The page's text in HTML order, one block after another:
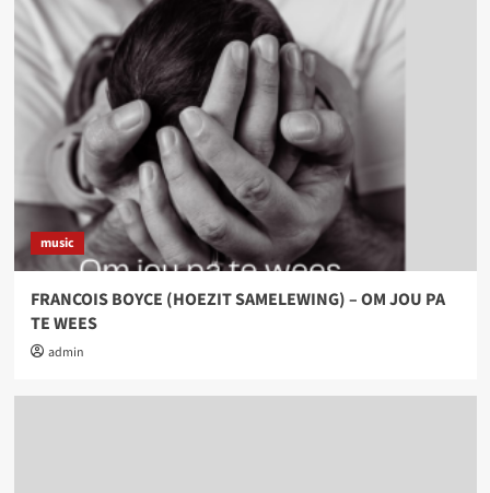
music
FRANCOIS BOYCE (HOEZIT SAMELEWING) – OM JOU PA
TE WEES
admin